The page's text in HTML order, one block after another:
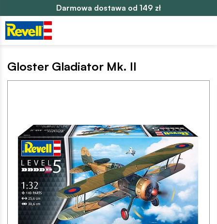
Darmowa dostawa od 149 zł
Gloster Gladiator Mk. II